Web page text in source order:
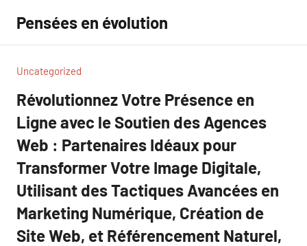
contenu
Pensées en évolution
Uncategorized
Révolutionnez Votre Présence en
Ligne avec le Soutien des Agences
Web : Partenaires Idéaux pour
Transformer Votre Image Digitale,
Utilisant des Tactiques Avancées en
Marketing Numérique, Création de
Site Web, et Référencement Naturel,